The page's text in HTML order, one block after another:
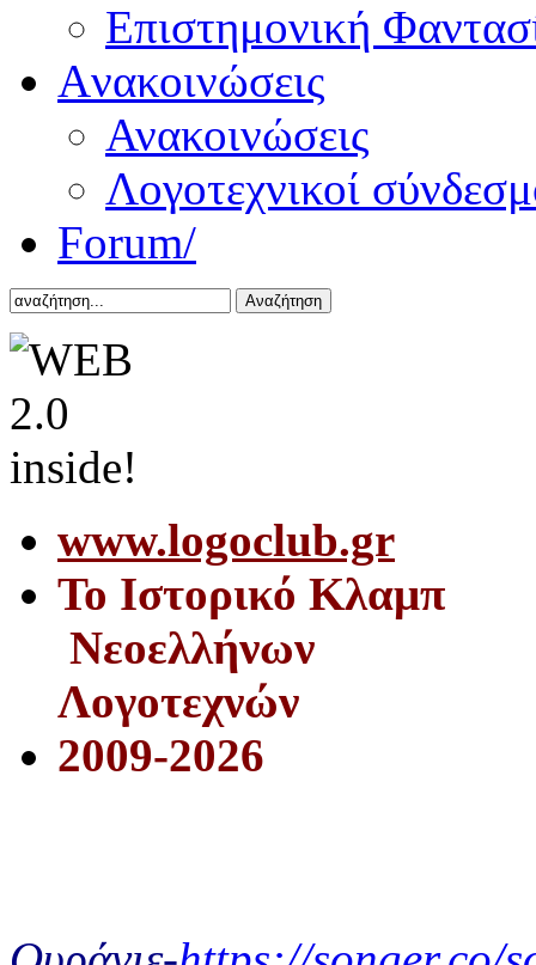
Επιστημονική
Aνακοινώσεις
Ανακοινώσεις
Λογοτεχνικοί
Forum/
Αναζήτηση
www.logoclub.gr
Το Iστορικό Κλαμπ
Νεοελλήνων
Λογοτεχνών
2009-2026